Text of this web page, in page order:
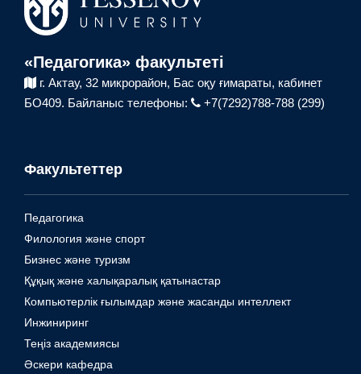
«Педагогика» факультеті
г. Актау, 32 микрорайон, Бас оқу ғимараты, кабинет
БО409. Байланыс телефоны: +7(7292)788-788 (299)
Факультеттер
Педагогика
Филология және спорт
Бизнес және туризм
Құқық және халықаралық қатынастар
Компьютерлік ғылымдар және жасанды интеллект
Инжиниринг
Теңіз академиясы
Әскери кафедра